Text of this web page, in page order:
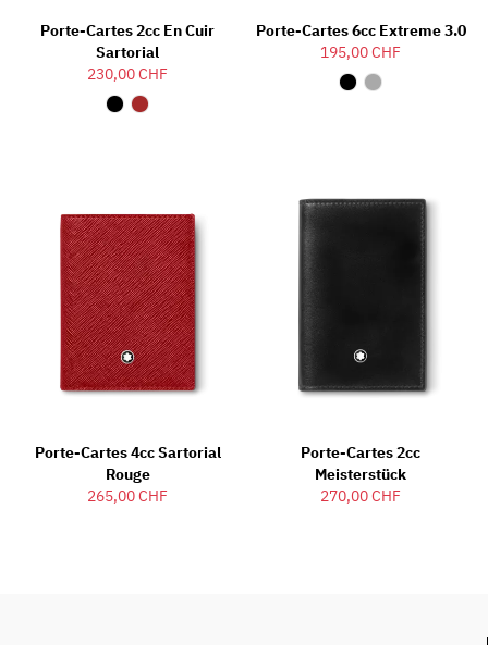
Porte-Cartes 2cc En Cuir
Sartorial
230,00 CHF
Porte-Cartes 6cc Extreme 3.0
195,00 CHF
Porte-Cartes 4cc Sartorial
Rouge
265,00 CHF
Porte-Cartes 2cc
Meisterstück
270,00 CHF